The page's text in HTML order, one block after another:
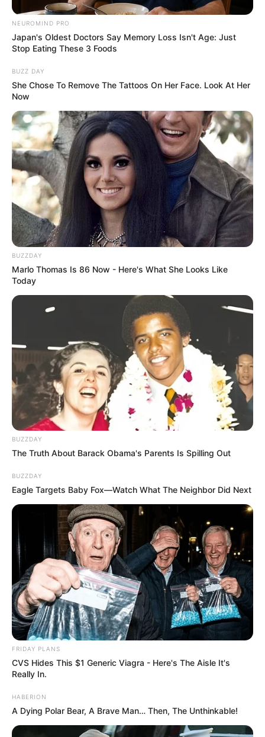
NEUROMIND PRO
Japan's Oldest Doctors Say Memory Loss Isn't Age: Just
Stop Eating These 3 Foods
BUZZ DAY
She Chose To Remove The Tattoos On Her Face. Look At Her
Now
BUZZDAY
Marlo Thomas Is 86 Now - Here's What She Looks Like
Today
BUZZDAY
The Truth About Barack Obama's Parents Is Spilling Out
BUZZDAY
Eagle Targets Baby Fox—Watch What The Neighbor Did Next
FRIDAY PLANS
CVS Hides This $1 Generic Viagra - Here's The Aisle It's
Really In.
HABERION
A Dying Polar Bear, A Brave Man… Then, The Unthinkable!